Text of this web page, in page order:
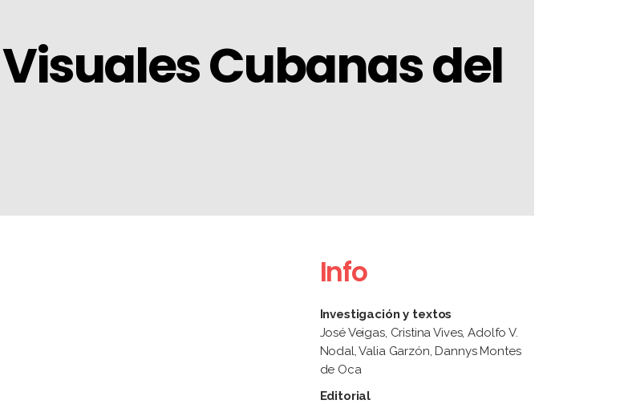
Cubanas del
Info
Investigación y textos
José Veigas, Cristina Vives, Adolfo V.
Nodal, Valia Garzón, Dannys Montes
de Oca
Editorial